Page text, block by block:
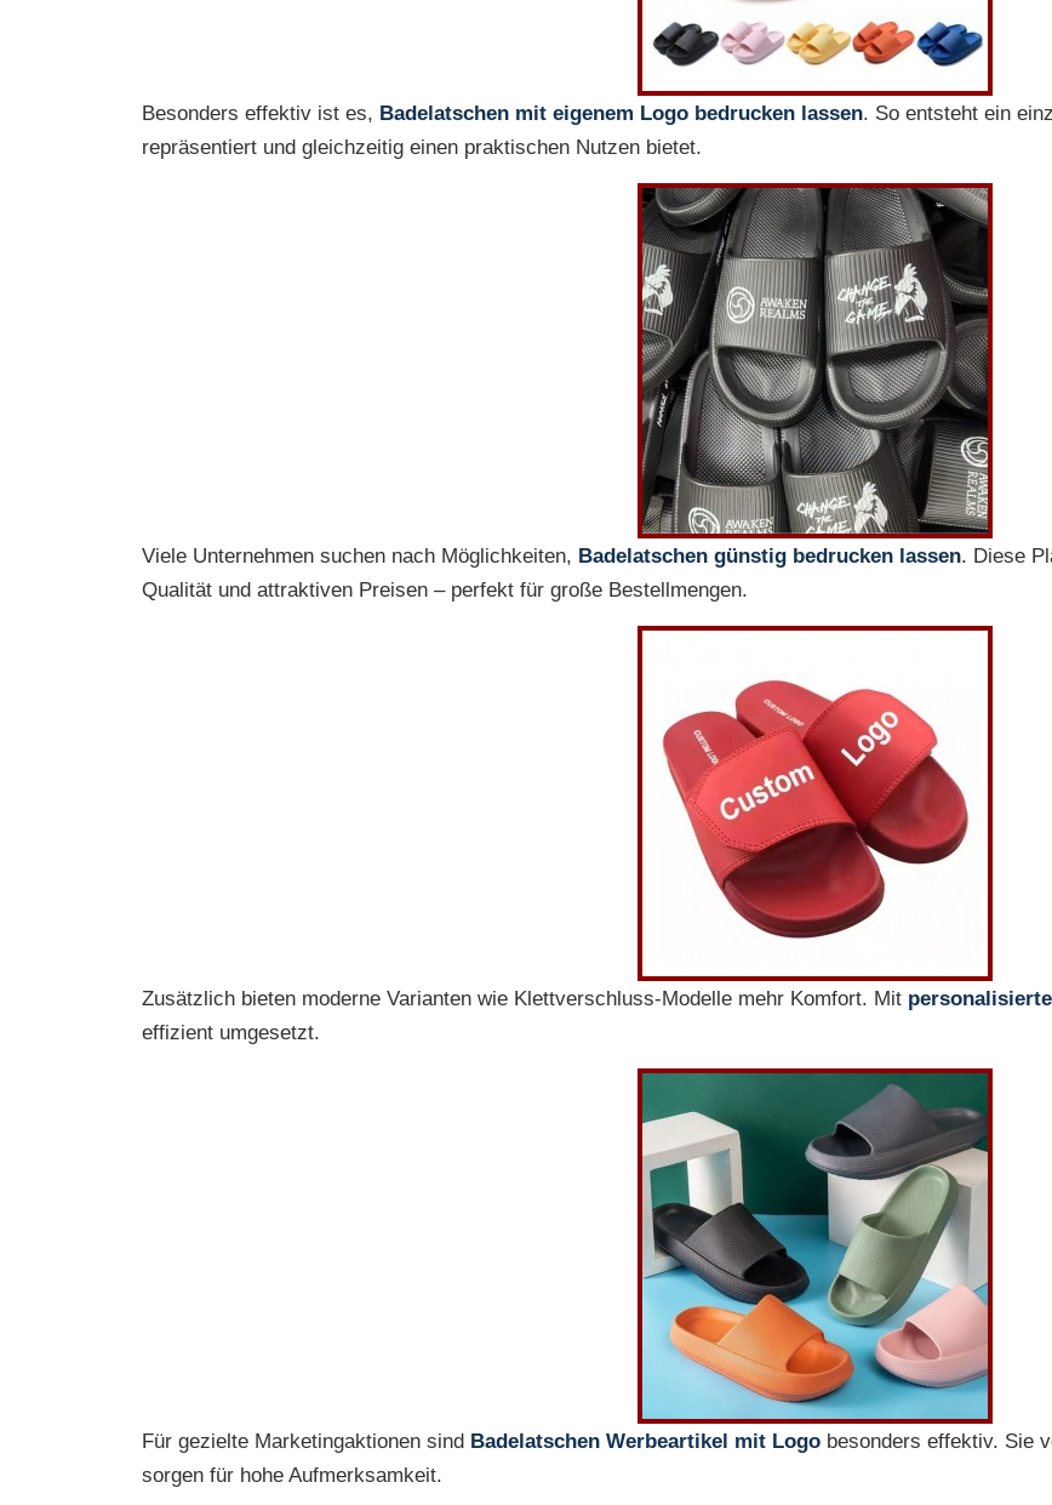
Besonders effektiv ist es, Badelatschen mit eigenem Logo bedrucken lassen. So entsteht ein
repräsentiert und gleichzeitig einen praktischen Nutzen bietet.
Viele Unternehmen suchen nach Möglichkeiten, Badelatschen günstig bedrucken lassen. Diese
Qualität und attraktiven Preisen – perfekt für große Bestellmengen.
Zusätzlich bieten moderne Varianten wie Klettverschluss-Modelle mehr Komfort. Mit
effizient umgesetzt.
Für gezielte Marketingaktionen sind Badelatschen Werbeartikel mit Logo besonders effektiv. Sie
sorgen für hohe Aufmerksamkeit.